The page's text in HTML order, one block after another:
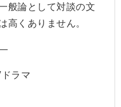
般論として対談の文
高くありません。
ラマ